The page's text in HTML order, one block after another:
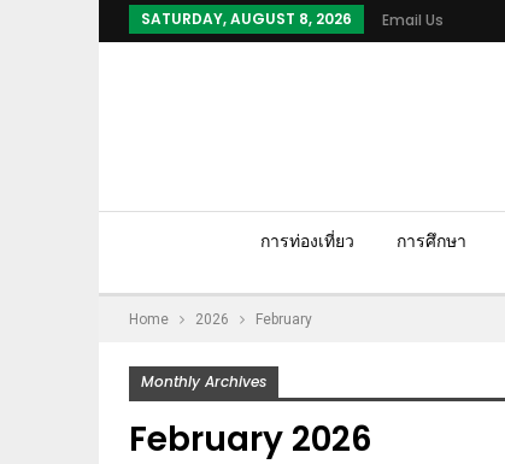
SATURDAY, AUGUST 8, 2026 Email Us
การท่องเที่ยว การศึกษา
Home 2026 February
Monthly Archives
February 2026